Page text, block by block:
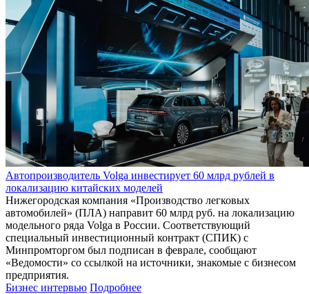
Автопроизводитель Volga инвестирует 60 млрд рублей в
локализацию китайских моделей
Нижегородская компания «Производство легковых
автомобилей» (ПЛА) направит 60 млрд руб. на локализацию
модельного ряда Volga в России. Соответствующий
специальный инвестиционный контракт (СПИК) с
Минпромторгом был подписан в феврале, сообщают
«Ведомости» со ссылкой на источники, знакомые с бизнесом
предприятия.
Бизнес интервью Подробнее